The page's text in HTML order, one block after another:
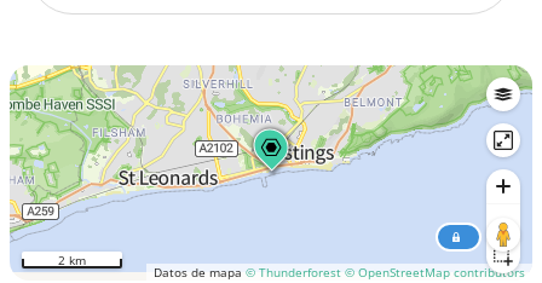
Datos de mapa © Thunderforest © OpenStreetMap contributors
2 km